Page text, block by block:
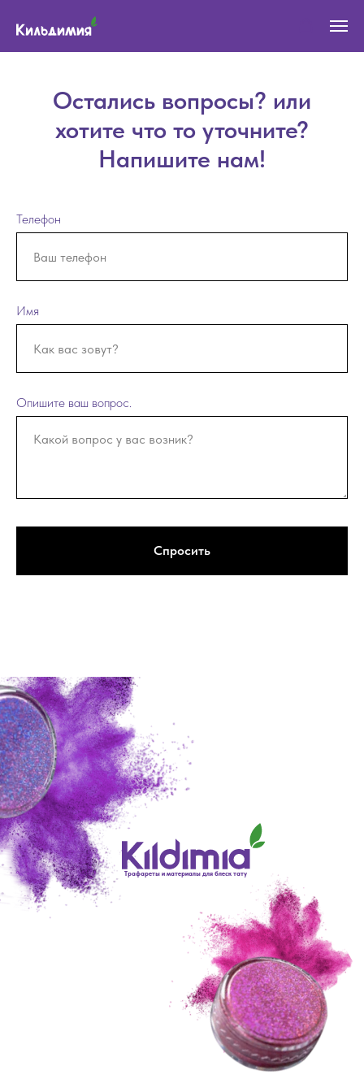
и материалы для
блеск тату
Остались вопросы? или
хотите что то уточните?
Напишите нам!
Телефон
Имя
Опишите ваш вопрос.
Спросить
Трафареты и материалы для блеск тату